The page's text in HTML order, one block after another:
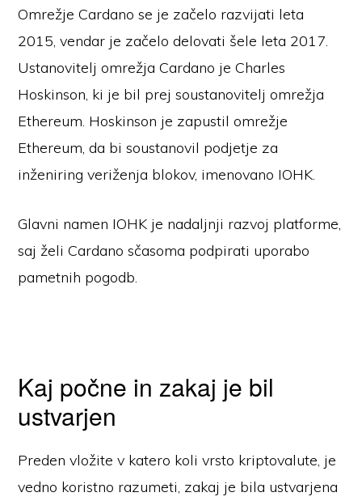
Omrežje Cardano se je začelo razvijati leta
2015, vendar je začelo delovati šele leta 2017.
Ustanovitelj omrežja Cardano je Charles
Hoskinson, ki je bil prej soustanovitelj omrežja
Ethereum. Hoskinson je zapustil omrežje
Ethereum, da bi soustanovil podjetje za
inženiring veriženja blokov, imenovano IOHK.
Glavni namen IOHK je nadaljnji razvoj platforme,
saj želi Cardano sčasoma podpirati uporabo
pametnih pogodb.
Kaj počne in zakaj je bil
ustvarjen
Preden vložite v katero koli vrsto kriptovalute, je
vedno koristno razumeti, zakaj je bila ustvarjena